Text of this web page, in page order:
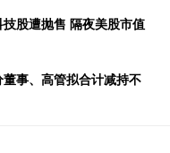
股遭抛售 隔夜美股市值
事、高管拟合计减持不